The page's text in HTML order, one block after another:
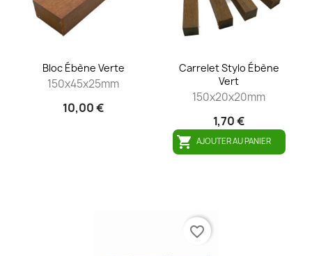
Bloc Ébène Verte
150x45x25mm
10,00 €
Carrelet Stylo Ébène
Vert
150x20x20mm
1,70 €
 AJOUTER AU PANIER
favorite_border